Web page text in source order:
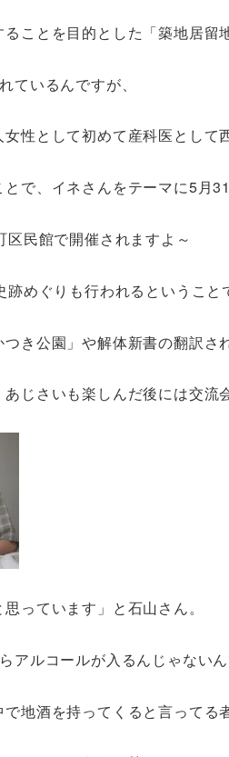
ことを目的とした「築地居留
ているんですが、
性として初めて産科医として
で、イネさんをテーマに5月
民館で開催されますよ～
めぐりも行われるということ
き公園」や解体新書の翻訳さ
じさいも楽しんだ後には交流
っています」と石山さん。
アルコールが入るんじゃない
地酒を持ってくると言ってる